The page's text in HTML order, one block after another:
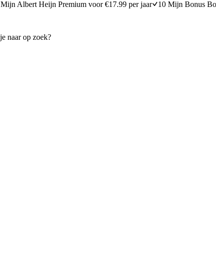
Mijn Albert Heijn Premium voor €17.99 per jaar 10 Mijn Bonus